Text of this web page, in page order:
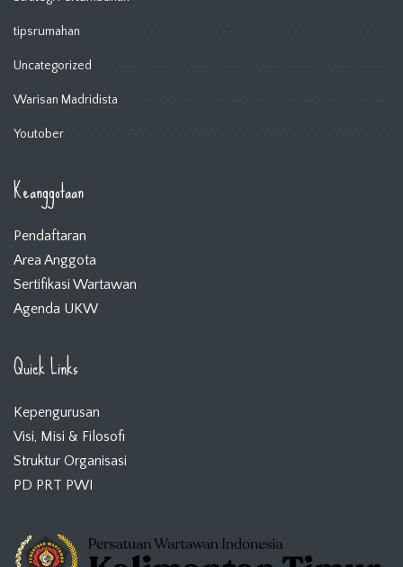
tipsrumahan
Uncategorized
Warisan Madridista
Youtober
Keanggotaan
Pendaftaran
Area Anggota
Sertifikasi Wartawan
Agenda UKW
Quick Links
Kepengurusan
Visi, Misi & Filosofi
Struktur Organisasi
PD PRT PWI